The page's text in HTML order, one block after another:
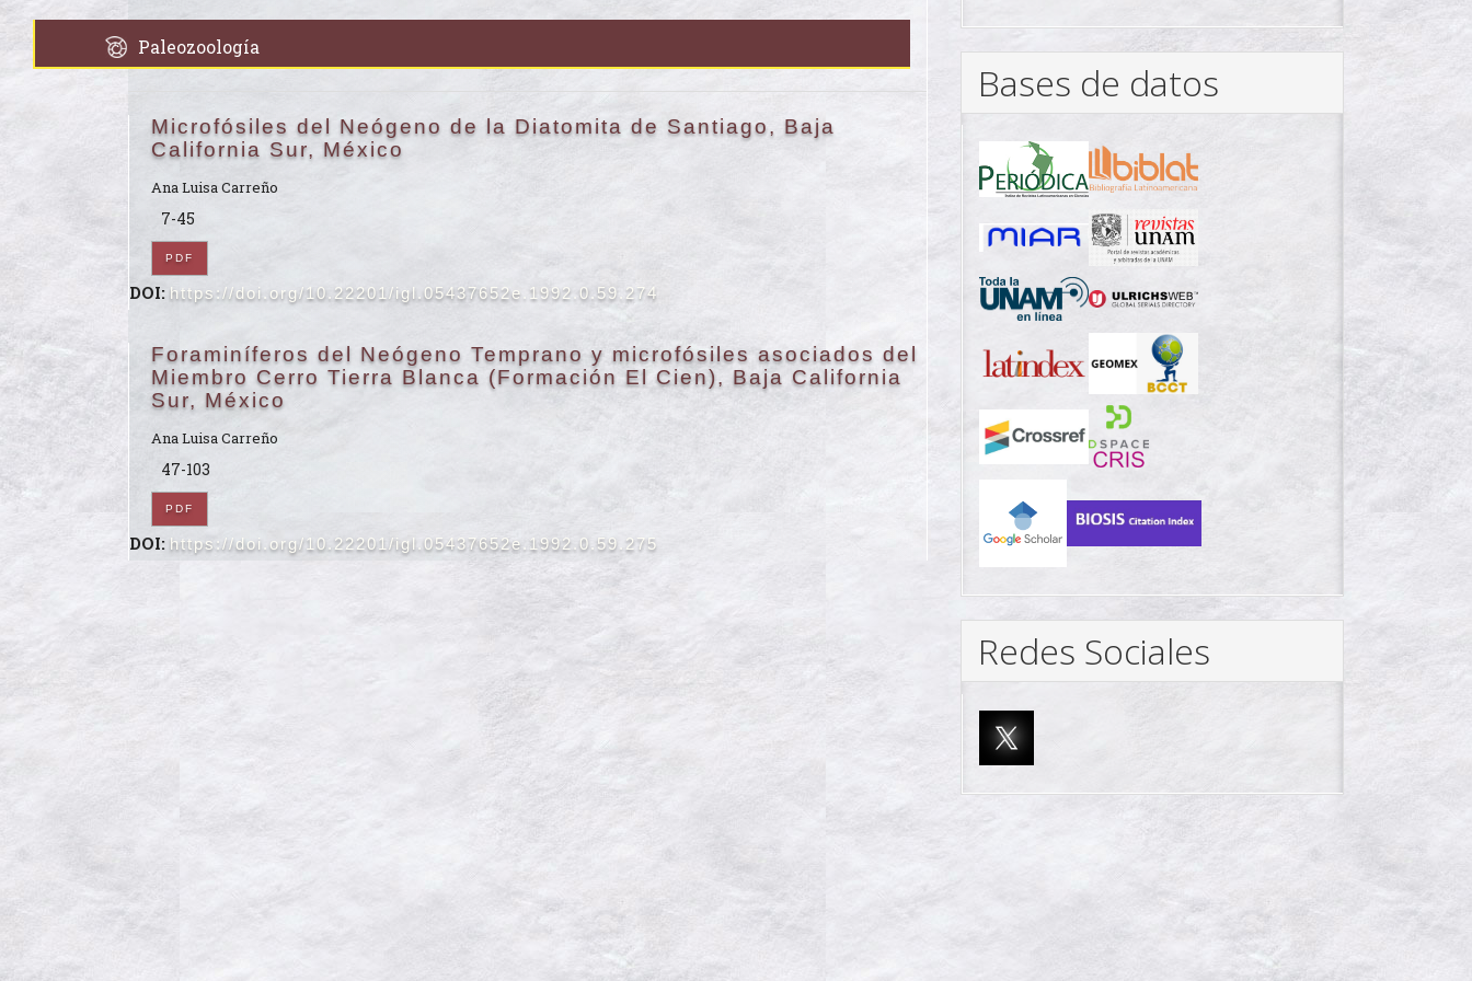
Paleozoología
Microfósiles del Neógeno de la Diatomita de Santiago, Baja
California Sur, México
Ana Luisa Carreño
7-45
PDF
DOI: https://doi.org/10.22201/igl.05437652e.1992.0.59.274
Foraminíferos del Neógeno Temprano y microfósiles asociados del
Miembro Cerro Tierra Blanca (Formación El Cien), Baja California
Sur, México
Ana Luisa Carreño
47-103
PDF
DOI: https://doi.org/10.22201/igl.05437652e.1992.0.59.275
Bases de datos
Redes Sociales